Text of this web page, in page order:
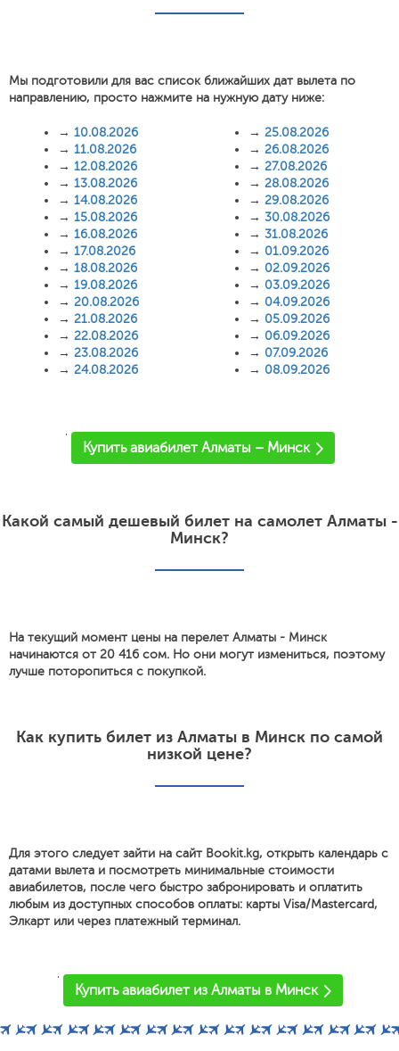
Мы подготовили для вас список ближайших дат вылета по
направлению, просто нажмите на нужную дату ниже:
→ 10.08.2026
→ 11.08.2026
→ 12.08.2026
→ 13.08.2026
→ 14.08.2026
→ 15.08.2026
→ 16.08.2026
→ 17.08.2026
→ 18.08.2026
→ 19.08.2026
→ 20.08.2026
→ 21.08.2026
→ 22.08.2026
→ 23.08.2026
→ 24.08.2026
→ 25.08.2026
→ 26.08.2026
→ 27.08.2026
→ 28.08.2026
→ 29.08.2026
→ 30.08.2026
→ 31.08.2026
→ 01.09.2026
→ 02.09.2026
→ 03.09.2026
→ 04.09.2026
→ 05.09.2026
→ 06.09.2026
→ 07.09.2026
→ 08.09.2026
'
Купить авиабилет Алматы – Минск
Какой самый дешевый билет на самолет Алматы -
Минск?
На текущий момент цены на перелет Алматы - Минск
начинаются от 20 416 сом. Но они могут измениться, поэтому
лучше поторопиться с покупкой.
Как купить билет из Алматы в Минск по самой
низкой цене?
Для этого следует зайти на сайт Bookit.kg, открыть календарь с
датами вылета и посмотреть минимальные стоимости
авиабилетов, после чего быстро забронировать и оплатить
любым из доступных способов оплаты: карты Visa/Mastercard,
Элкарт или через платежный терминал.
'
Купить авиабилет из Алматы в Минск